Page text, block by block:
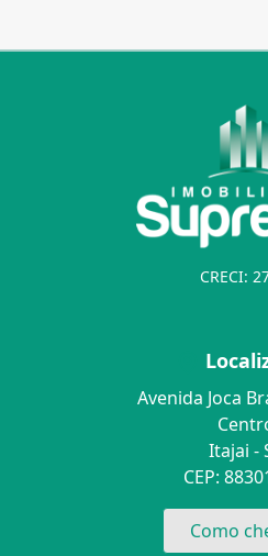
CRECI:
Avenida Joca
Itajai -
CEP:
Como